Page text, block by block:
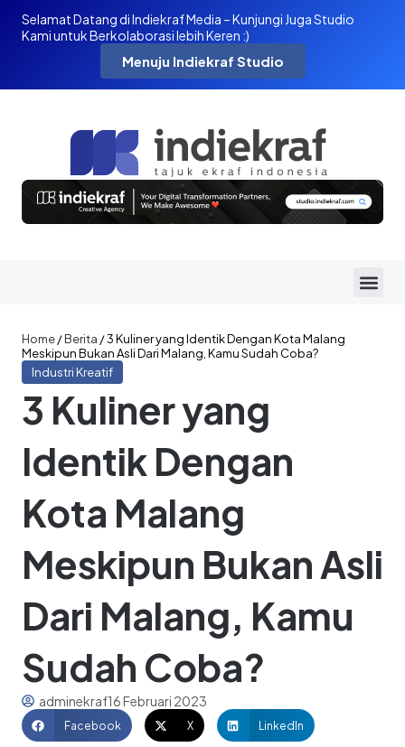
Selamat Datang di Indiekraf Media – Kunjungi Juga Studio
Kami untuk Berkolaborasi lebih Keren :)
Menuju Indiekraf Studio
Home/Berita /3 Kuliner yang Identik Dengan Kota Malang
Meskipun Bukan Asli Dari Malang, Kamu Sudah Coba?
Industri Kreatif
3 Kuliner yang
Identik Dengan
Kota Malang
Meskipun Bukan Asli
Dari Malang, Kamu
Sudah Coba?
adminekraf16 Februari 2023
Facebook X LinkedIn